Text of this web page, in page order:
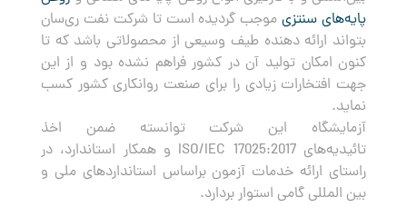
پایه‌های سنتزیموجب گردیده است تا شرکت نفت ری‌سان
بتواند ارائه دهنده طیف وسیعی از محصولاتی باشد که تا
کنون امکان تولید آن در کشور فراهم نشده بود و از این
جهت افتخارات زیادی را برای صنعت روانکاری کشور کسب
نماید.
آزمایشگاه این شرکت توانسته ضمن اخذ
تائیدیه‌های ISO/IEC 17025:2017 و همکار استاندارد، در
راستای ارائه خدمات آزمون براساس استانداردهای ملی و
بین المللی گامی استوار بردارد.